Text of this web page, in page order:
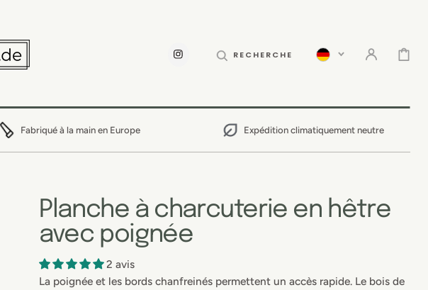
INSTAGRAMRECHERCHE PANIER
Fabriqué à la main en Europe Expédition climatiquement neutre
Planche à charcuterie en hêtre
avec poignée
2 avis
La poignée et les bords chanfreinés permettent un accès rapide. Le bois de